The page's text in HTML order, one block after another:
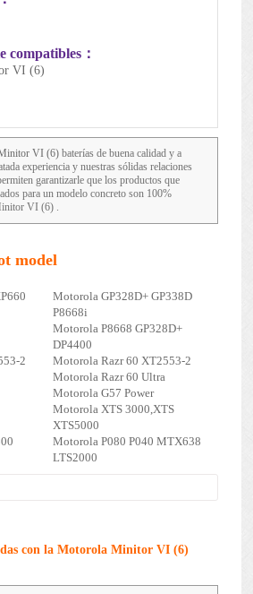
compatibles：
VI (6)
VI (6)baterías de buena calidad y a
experiencia y nuestras sólidas relaciones
garantizarle que los productos que
para un modelo concreto son 100%
VI (6) .
model
Motorola GP328D+ GP338D
P8668i
Motorola P8668 GP328D+
DP4400
2
Motorola Razr 60 XT2553-2
Motorola Razr 60 Ultra
Motorola G57 Power
Motorola XTS 3000,XTS
XTS5000
Motorola P080 P040 MTX638
LTS2000
con la Motorola Minitor VI (6)